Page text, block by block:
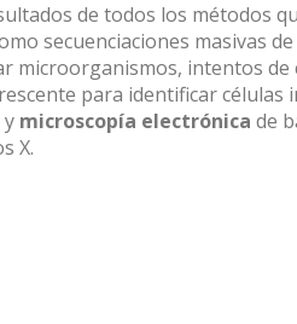
de todos los métodos
secuenciaciones masivas
microorganismos, intentos
para identificar células
y microscopía electrónica de
X.